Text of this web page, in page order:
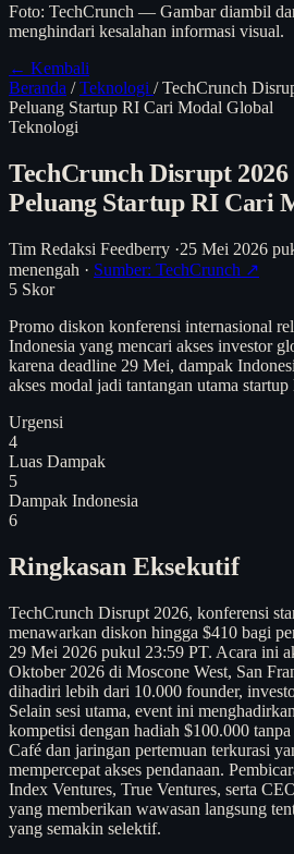
Foto: TechCrunch — Gambar diambil
menghindari kesalahan informasi visual.
← Kembali
Beranda / Teknologi / TechCrunch
Peluang Startup RI Cari Modal Global
Teknologi
TechCrunch Disrupt
Peluang Startup RI Cari
Tim Redaksi Feedberry ·25 Mei 2026
menengah · Sumber: TechCrunch ↗
5 Skor
Promo diskon konferensi internasional
Indonesia yang mencari akses investor
karena deadline 29 Mei, dampak
akses modal jadi tantangan utama startup
Urgensi
4
Luas Dampak
5
Dampak Indonesia
6
Ringkasan Eksekutif
TechCrunch Disrupt 2026, konferensi
menawarkan diskon hingga $410 bagi
29 Mei 2026 pukul 23:59 PT. Acara ini
Oktober 2026 di Moscone West, San
dihadiri lebih dari 10.000 founder,
Selain sesi utama, event ini
kompetisi dengan hadiah $100.000
Café dan jaringan pertemuan terkurasi
mempercepat akses pendanaan.
Index Ventures, True Ventures, serta
yang memberikan wawasan langsung
yang semakin selektif.